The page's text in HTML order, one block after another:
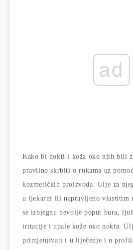
ad
Kako bi nokti i koža oko njih bili
pravilno skrbiti o rukama uz
kozmetičkih proizvoda. Ulje za
u ljekarni ili napravljeno vlastitim
se izbjegnu nevolje poput bura,
iritacije i upale kože oko nokta.
primjenjivati ​​i u liječenje i u